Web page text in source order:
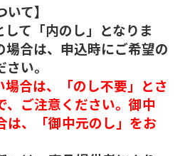
て】
て「内のし」となりま
場合は、申込時にご希望の
い。
合は、「のし不要」とさ
、ご注意ください。御中
は、「御中元のし」をお